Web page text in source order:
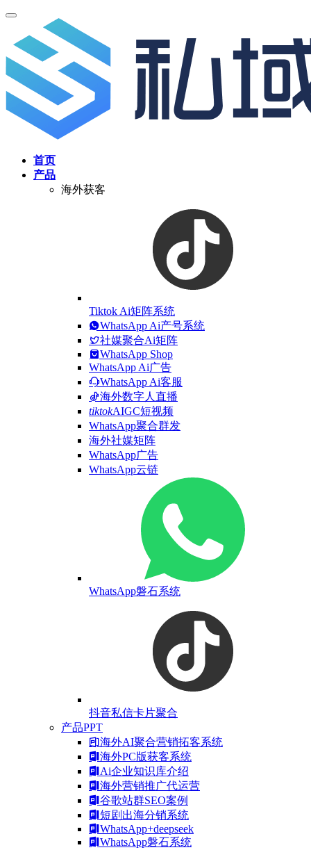
首页
产品
海外获客
Tiktok Ai矩阵系统
WhatsApp Ai产号系统
社媒聚合Ai矩阵
WhatsApp Shop
WhatsApp Ai广告
WhatsApp Ai客服
海外数字人直播
tiktokAIGC短视频
WhatsApp聚合群发
海外社媒矩阵
WhatsApp广告
WhatsApp云链
WhatsApp磐石系统
抖音私信卡片聚合
产品PPT
海外AI聚合营销拓客系统
海外PC版获客系统
Ai企业知识库介绍
海外营销推广代运营
谷歌站群SEO案例
短剧出海分销系统
WhatsApp+deepseek
WhatsApp磐石系统